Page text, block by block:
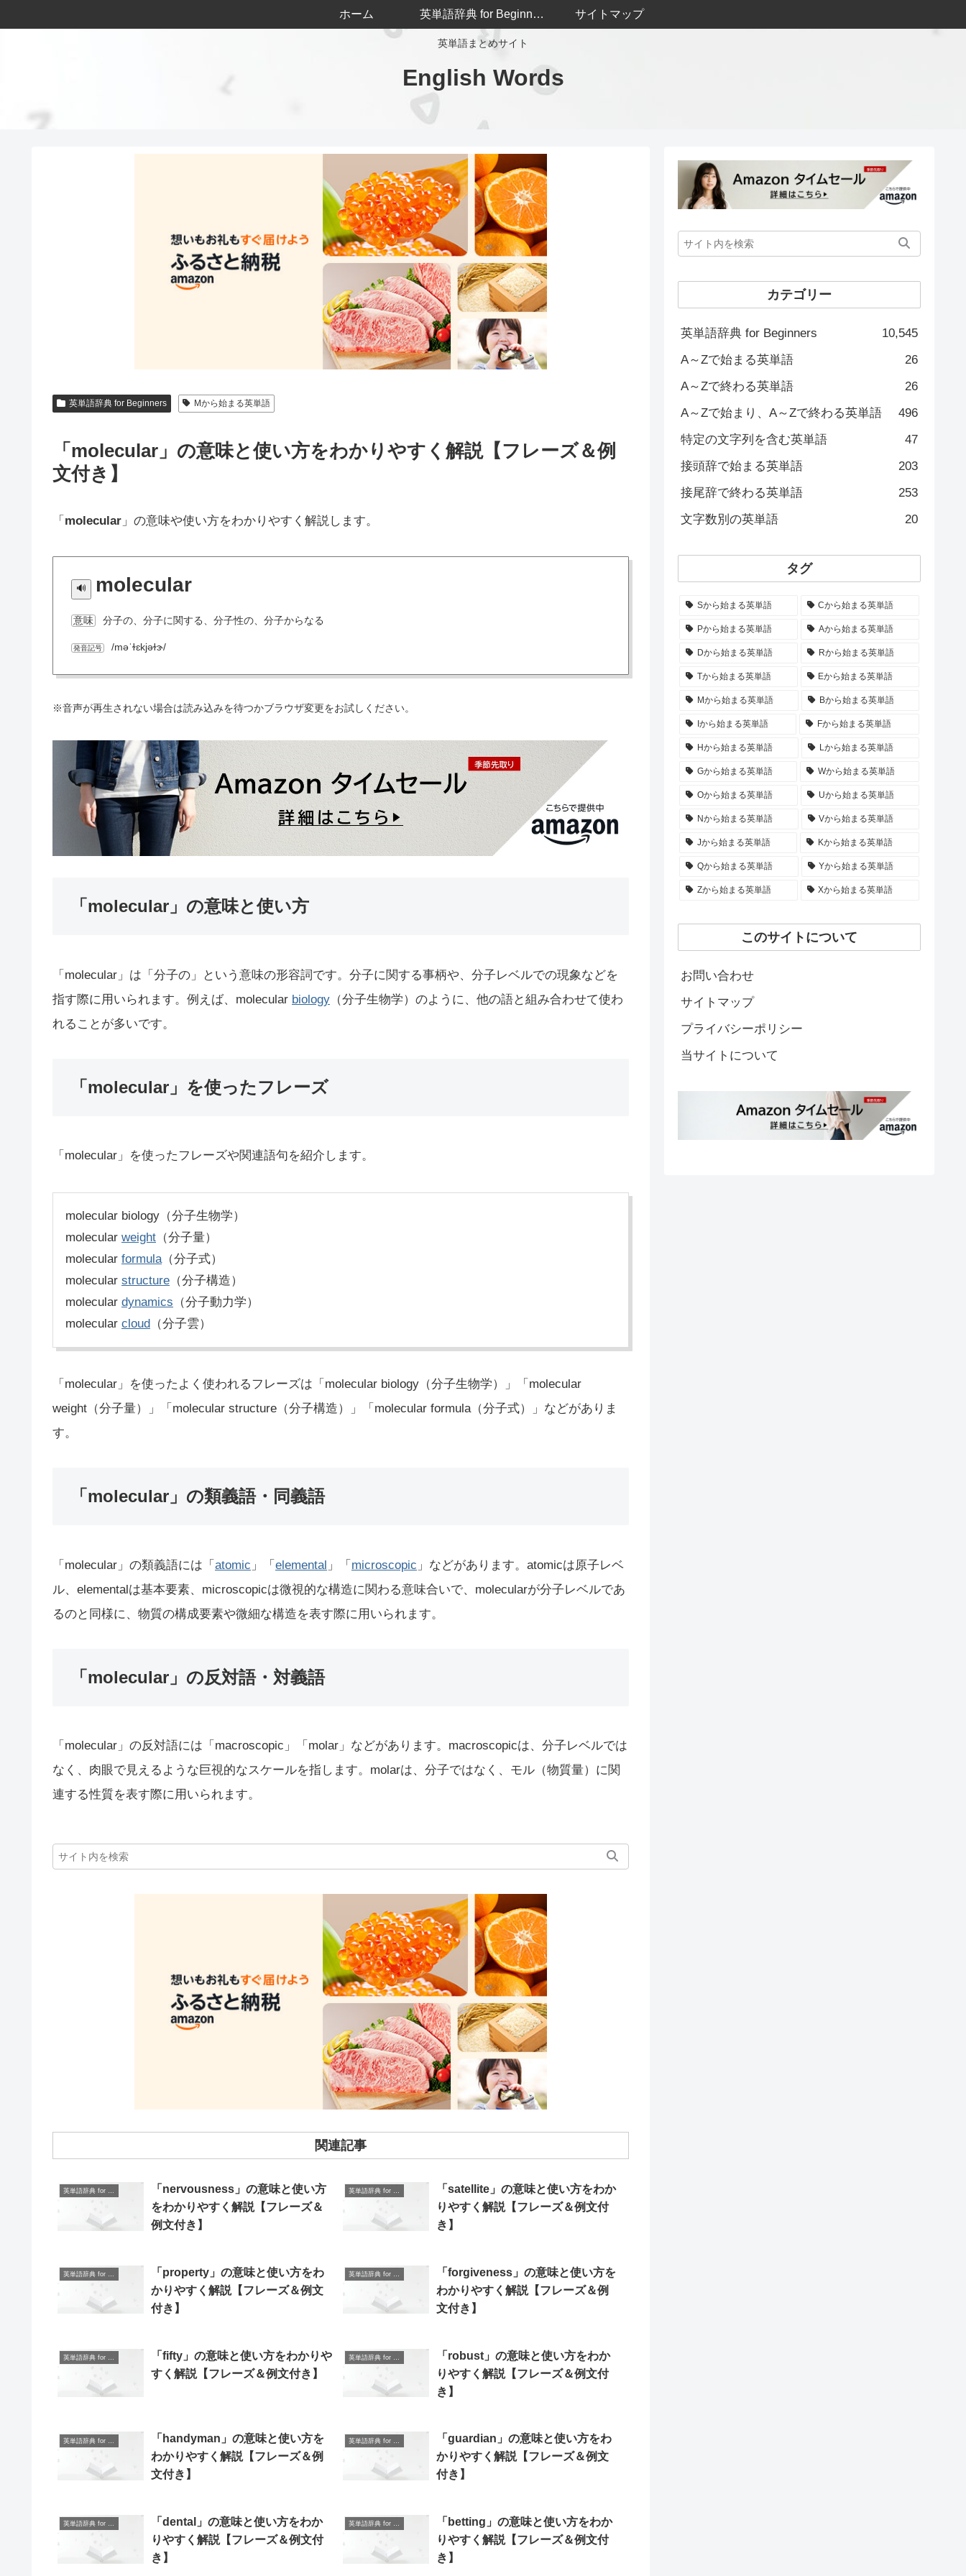
英単語まとめサイト
English Words
ホーム 英単語辞典 for Beginners サイトマップ
英単語辞典 for Beginners Mから始まる英単語
「molecular」の意味と使い方をわかりやすく解説【フレーズ＆例
文付き】
「 molecular 」の意味や使い方をわかりやすく解説します。
molecular
意味 分子の、分子に関する、分子性の、分子からなる
発音記号 /məˈɫɛkjəɫɝ/
※音声が再生されない場合は読み込みを待つかブラウザ変更をお試しください。
「molecular」の意味と使い方
「molecular」は「分子の」という意味の形容詞です。分子に関する事柄や、分子レベルでの現象などを
指す際に用いられます。例えば、molecular biology （分子生物学）のように、他の語と組み合わせて使わ
れることが多いです。
「molecular」を使ったフレーズ
「molecular」を使ったフレーズや関連語句を紹介します。
molecular biology（分子生物学）
molecular weight （分子量）
molecular formula（分子式）
molecular structure （分子構造）
molecular dynamics （分子動力学）
molecular cloud （分子雲）
「molecular」を使ったよく使われるフレーズは「molecular biology（分子生物学）」「molecular
weight（分子量）」「molecular structure（分子構造）」「molecular formula（分子式）」などがありま
す。
「molecular」の類義語・同義語
「molecular」の類義語には「 atomic 」「 elemental 」「 microscopic 」などがあります。atomicは原子レベ
ル、elementalは基本要素、microscopicは微視的な構造に関わる意味合いで、molecularが分子レベルであ
るのと同様に、物質の構成要素や微細な構造を表す際に用いられます。
「molecular」の反対語・対義語
「molecular」の反対語には「macroscopic」「molar」などがあります。macroscopicは、分子レベルでは
なく、肉眼で見えるような巨視的なスケールを指します。molarは、分子ではなく、モル（物質量）に関
連する性質を表す際に用いられます。
関連記事
英単語辞典 for Beginners
「nervousness」の意味と使い方
をわかりやすく解説【フレーズ＆
例文付き】
英単語辞典 for Beginners
「satellite」の意味と使い方をわか
りやすく解説【フレーズ＆例文付
き】
「property」の意味と使い方をわ
かりやすく解説【フレーズ＆例文
付き】
「forgiveness」の意味と使い方を
わかりやすく解説【フレーズ＆例
文付き】
「fifty」の意味と使い方をわかりや
すく解説【フレーズ＆例文付き】
「robust」の意味と使い方をわか
りやすく解説【フレーズ＆例文付
き】
「handyman」の意味と使い方を
わかりやすく解説【フレーズ＆例
文付き】
「guardian」の意味と使い方をわ
かりやすく解説【フレーズ＆例文
付き】
英単語辞典 for Beginners
「dental」の意味と使い方をわか
りやすく解説【フレーズ＆例文付
き】
英単語辞典 for Beginners
「betting」の意味と使い方をわか
りやすく解説【フレーズ＆例文付
き】
カテゴリー
英単語辞典 for Beginners
10,545
A～Zで始まる英単語
26
A～Zで終わる英単語
26
A～Zで始まり、A～Zで終わる英単語
496
特定の文字列を含む英単語
47
接頭辞で始まる英単語
203
接尾辞で終わる英単語
253
文字数別の英単語
20
タグ
Sから始まる英単語 Cから始まる英単語
Pから始まる英単語 Aから始まる英単語
Dから始まる英単語 Rから始まる英単語
Tから始まる英単語 Eから始まる英単語
Mから始まる英単語 Bから始まる英単語
Iから始まる英単語 Fから始まる英単語
Hから始まる英単語 Lから始まる英単語
Gから始まる英単語 Wから始まる英単語
Oから始まる英単語 Uから始まる英単語
Nから始まる英単語 Vから始まる英単語
Jから始まる英単語 Kから始まる英単語
Qから始まる英単語 Yから始まる英単語
Zから始まる英単語 Xから始まる英単語
このサイトについて
お問い合わせ
サイトマップ
プライバシーポリシー
当サイトについて